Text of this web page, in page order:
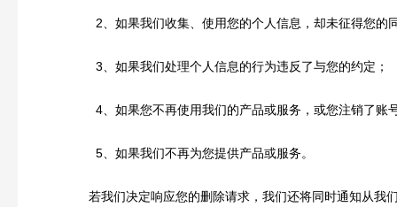
2 、如果我们收集、使用您的个人信息，却未征得您的
3 、如果我们处理个人信息的行为违反了与您的约定；
4 、如果您不再使用我们的产品或服务，或您注销了账
5 、如果我们不再为您提供产品或服务。
若我们决定响应您的删除请求，我们还将同时通知从我